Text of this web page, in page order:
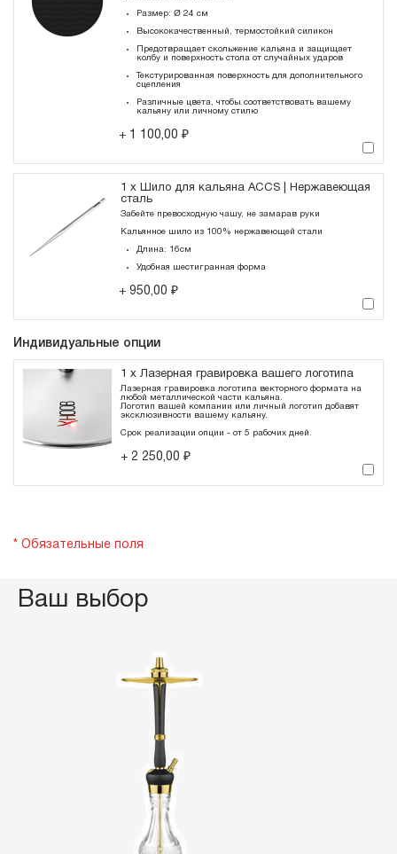
Размер: Ø 24 см
Высококачественный, термостойкий силикон
Предотвращает скольжение кальяна и защищает
колбу и поверхность стола от случайных ударов
Текстурированная поверхность для дополнительного
сцепления
Различные цвета, чтобы соответствовать вашему
кальяну или личному стилю
+ 1 100,00 ₽
1 x Шило для кальяна ACCS | Нержавеющая
сталь
Забейте превосходную чашу, не замарав руки
Кальянное шило из 100% нержавеющей стали
Длина: 16см
Удобная шестигранная форма
+ 950,00 ₽
Индивидуальные опции
1 x Лазерная гравировка вашего логотипа
Лазерная гравировка логотипа векторного формата на
любой металлической части кальяна.
Логотип вашей компании или личный логотип добавят
эксклюзивности вашему кальяну.
Срок реализации опции - от 5 рабочих дней.
+ 2 250,00 ₽
* Обязательные поля
Ваш выбор